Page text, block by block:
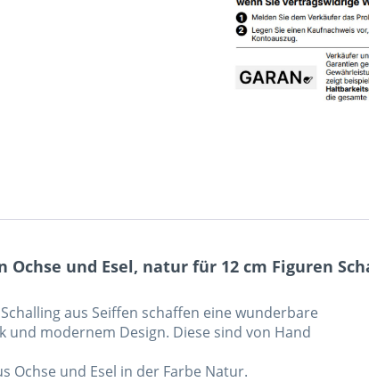
und Esel, natur für 12 cm Figuren
aus Seiffen schaffen eine wunderbare
modernem Design. Diese sind von Hand
Ochse und Esel in der Farbe Natur.